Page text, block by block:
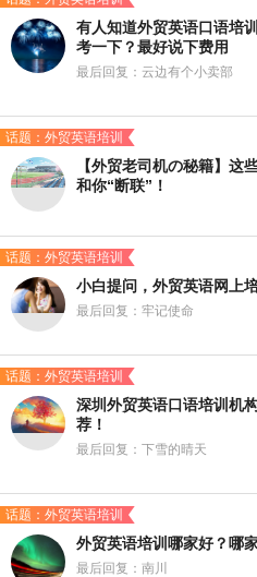
有人知道外贸英语口语培
考一下？最好说下费用
最后回复：云边有个小卖部
话题：外贸英语培训
【外贸老司机の秘籍】这
和你“断联”！
话题：外贸英语培训
小白提问，外贸英语网上
最后回复：牢记使命
话题：外贸英语培训
深圳外贸英语口语培训机
荐！
最后回复：下雪的晴天
话题：外贸英语培训
外贸英语培训哪家好？哪
最后回复：南川